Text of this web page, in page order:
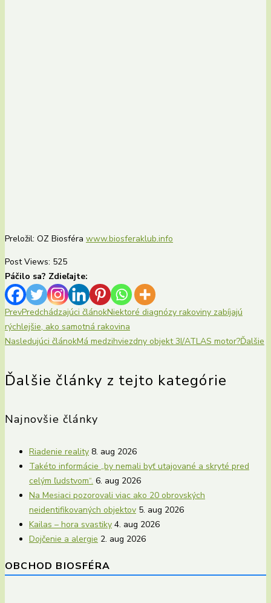
Preložil: OZ Biosféra www.biosferaklub.info
Post Views: 525
Páčilo sa? Zdieľajte:
PrevPredchádzajúci článokNiektoré diagnózy rakoviny zabíjajú
rýchlejšie, ako samotná rakovina
Nasledujúci článokMá medzihviezdny objekt 3I/ATLAS motor?Ďalšie
Ďalšie články z tejto kategórie
Najnovšie články
Riadenie reality 8. aug 2026
Takéto informácie „by nemali byť utajované a skryté pred
celým ľudstvom“. 6. aug 2026
Na Mesiaci pozorovali viac ako 20 obrovských
neidentifikovaných objektov 5. aug 2026
Kailas – hora svastiky 4. aug 2026
Dojčenie a alergie 2. aug 2026
OBCHOD BIOSFÉRA